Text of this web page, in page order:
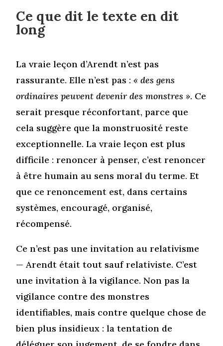
Ce que dit le texte en dit
long
La vraie leçon d’Arendt n’est pas
rassurante. Elle n’est pas :« des gens
ordinaires peuvent devenir des monstres ». Ce
serait presque réconfortant, parce que
cela suggère que la monstruosité reste
exceptionnelle. La vraie leçon est plus
difficile : renoncer à penser, c’est renoncer
à être humain au sens moral du terme. Et
que ce renoncement est, dans certains
systèmes, encouragé, organisé,
récompensé.
Ce n’est pas une invitation au relativisme
— Arendt était tout sauf relativiste. C’est
une invitation à la vigilance. Non pas la
vigilance contre des monstres
identifiables, mais contre quelque chose de
bien plus insidieux : la tentation de